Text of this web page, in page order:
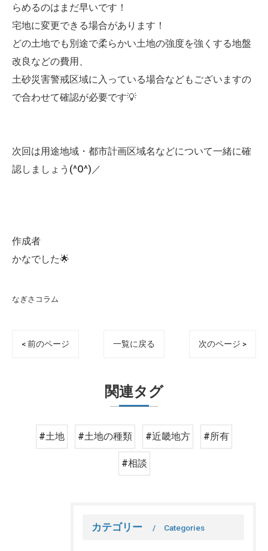
らめるのはまだ早いです！
宅地に変更できる場合があります！
どの土地でも別途で柔らかい土地の強度を強くする地盤
改良などの費用、
土砂災害警戒区域に入っている場合などもございますの
で合わせて確認が必要です💡
次回は用途地域・都市計画区域名などについて一緒に確
認しましょう(^O^)／
作成者
かなでした🌟
なぎさコラム
< 前のページ 一覧に戻る 次のページ >
関連タグ
#土地 #土地の種類 #近畿地方 #所有
#相談
カテゴリー Categories